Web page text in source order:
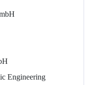
Engineering